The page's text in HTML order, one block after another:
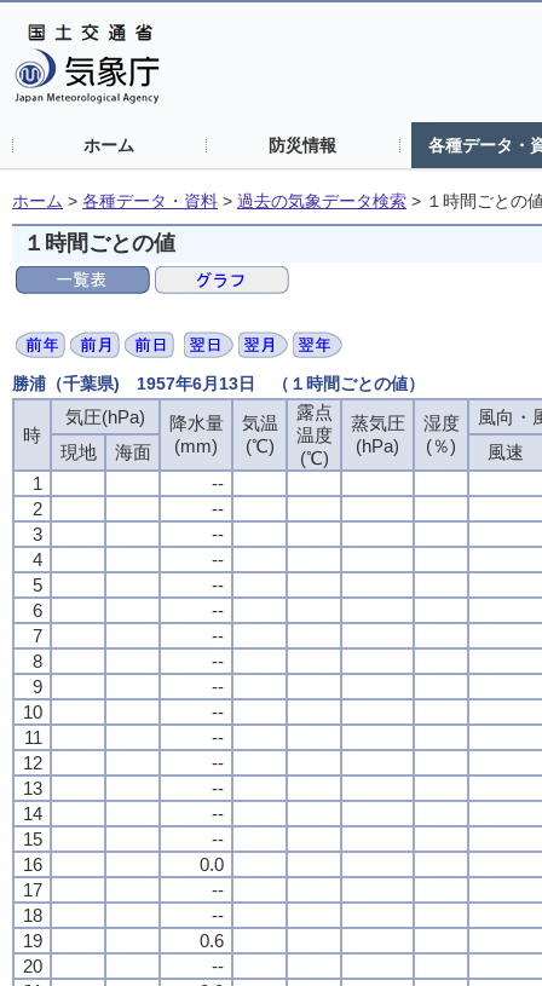
ホーム 防災情報 各種データ・
ホーム > 各種データ・資料 > 過去の気象データ検索 > １時間ごとの
１時間ごとの値
勝浦（千葉県) 1957年6月13日 （１時間ごとの値）
時
気圧(hPa)
降水量
(mm)
気温
(℃)
露点
温度
(℃)
蒸気圧
(hPa)
湿度
(％)
風向・
現地
海面
風速
1
--
2
--
3
--
4
--
5
--
6
--
7
--
8
--
9
--
10
--
11
--
12
--
13
--
14
--
15
--
16
0.0
17
--
18
--
19
0.6
20
--
時
気圧(hPa)
降水量
(mm)
気温
(℃)
露点
温度
(℃)
蒸気圧
(hPa)
湿度
(％)
風向・
現地
海面
風速
1
--
2
--
3
--
4
--
5
--
6
--
7
--
8
--
9
--
10
--
11
--
12
--
13
--
14
--
15
--
16
0.0
17
--
18
--
19
0.6
20
--
時
気圧(hPa)
降水量
(mm)
気温
(℃)
露点
温度
(℃)
蒸気圧
(hPa)
湿度
(％)
風向・
現地
海面
風速
1
--
2
--
3
--
4
--
5
--
6
--
7
--
8
--
9
--
10
--
11
--
12
--
13
--
14
--
15
--
16
0.0
17
--
18
--
19
0.6
20
--
時
気圧(hPa)
降水量
(mm)
気温
(℃)
露点
温度
(℃)
蒸気圧
(hPa)
湿度
(％)
風向・
現地
海面
風速
1
--
2
--
3
--
4
--
5
--
6
--
7
--
8
--
9
--
10
--
11
--
12
--
13
--
14
--
15
--
16
0.0
17
--
18
--
19
0.6
20
--